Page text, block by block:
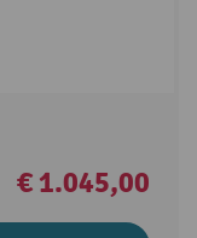
€ 1.045,00